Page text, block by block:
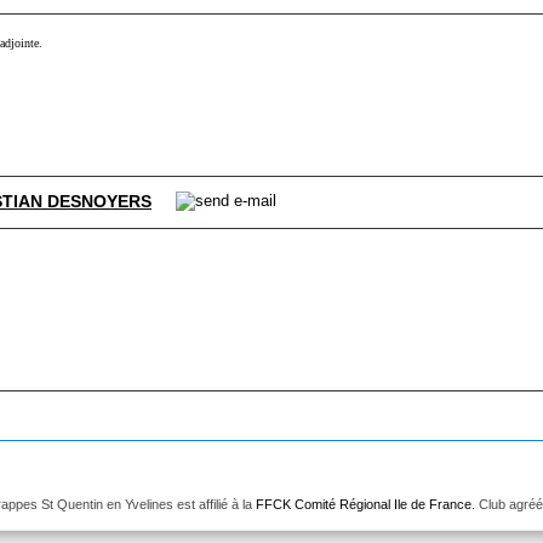
DESNOYERS
St Quentin en Yvelines est affilié à la FFCK Comité Régional Ile de France. Club